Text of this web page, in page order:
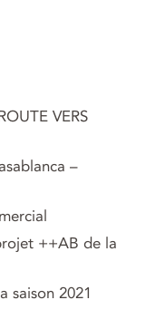
VERS
–
++AB de la
saison 2021